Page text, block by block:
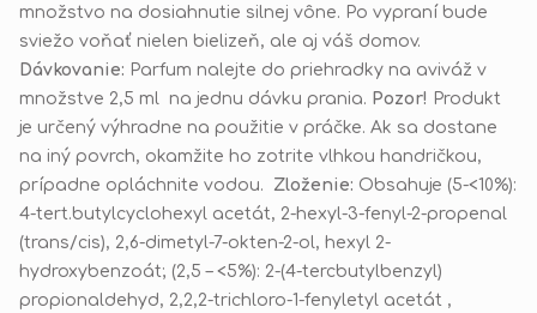
množstvo na dosiahnutie silnej vône. Po vypraní bude
sviežo voňať nielen bielizeň, ale aj váš domov.
Dávkovanie: Parfum nalejte do priehradky na aviváž v
množstve 2,5 ml na jednu dávku prania. Pozor! Produkt
je určený výhradne na použitie v práčke. Ak sa dostane
na iný povrch, okamžite ho zotrite vlhkou handričkou,
prípadne opláchnite vodou. Zloženie: Obsahuje (5-<10%):
4-tert.butylcyclohexyl acetát, 2-hexyl-3-fenyl-2-propenal
(trans/cis), 2,6-dimetyl-7-okten-2-ol, hexyl 2-
hydroxybenzoát; (2,5 – <5%): 2-(4-tercbutylbenzyl)
propionaldehyd, 2,2,2-trichloro-1-fenyletyl acetát ,